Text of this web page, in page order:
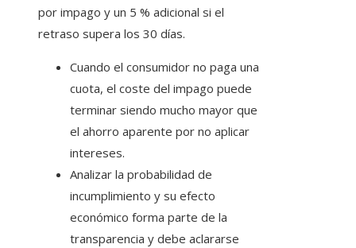
por impago y un 5 % adicional si el
retraso supera los 30 días.
Cuando el consumidor no paga una
cuota, el coste del impago puede
terminar siendo mucho mayor que
el ahorro aparente por no aplicar
intereses.
Analizar la probabilidad de
incumplimiento y su efecto
económico forma parte de la
transparencia y debe aclararse